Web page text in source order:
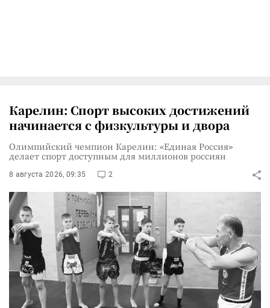
Карелин: Спорт высоких достижений
начинается с физкультуры и двора
Олимпийский чемпион Карелин: «Единая Россия»
делает спорт доступным для миллионов россиян
8 августа 2026, 09:35 2